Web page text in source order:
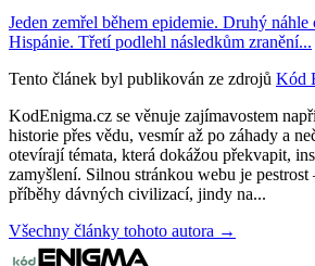
Jeden zemřel během epidemie. Druhý náhle
Hispánie. Třetí podlehl následkům zranění...
Tento článek byl publikován ze zdrojů Kód
KodEnigma.cz se věnuje zajímavostem
historie přes vědu, vesmír až po záhady a
otevírají témata, která dokážou překvapit,
zamyšlení. Silnou stránkou webu je pestrost
příběhy dávných civilizací, jindy na...
Všechny články tohoto autora →